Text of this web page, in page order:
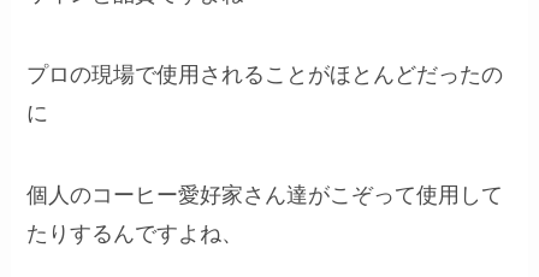
プロの現場で使用されることがほとんどだったの
に
個人のコーヒー愛好家さん達がこぞって使用して
たりするんですよね、